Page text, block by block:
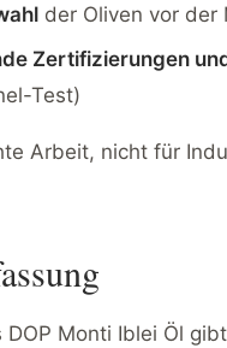
der Oliven vor der
Zertifizierungen
Test)
Arbeit, nicht für
DOP Monti Iblei Öl